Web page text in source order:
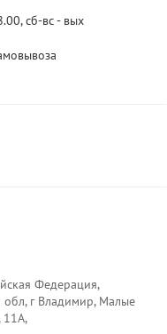
сб-вс - вых
Федерация,
обл, г Владимир, Малые
11А,